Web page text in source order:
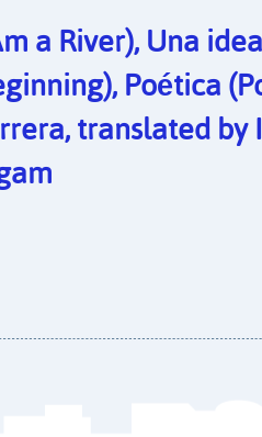
a River), Una
Poética
translated by